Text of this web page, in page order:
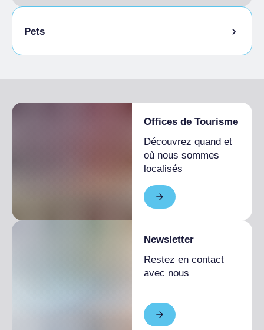
Pets
Offices de Tourisme
Découvrez quand et
où nous sommes
localisés
Newsletter
Restez en contact
avec nous